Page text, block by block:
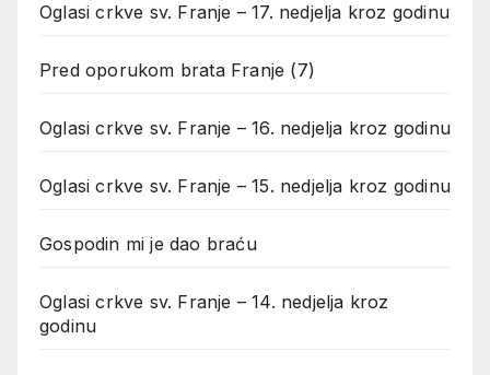
Oglasi crkve sv. Franje – 17. nedjelja kroz godinu
Pred oporukom brata Franje (7)
Oglasi crkve sv. Franje – 16. nedjelja kroz godinu
Oglasi crkve sv. Franje – 15. nedjelja kroz godinu
Gospodin mi je dao braću
Oglasi crkve sv. Franje – 14. nedjelja kroz
godinu